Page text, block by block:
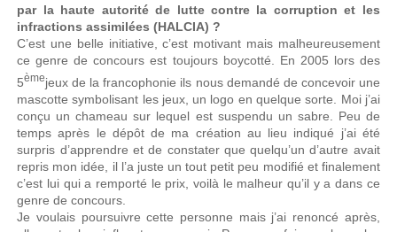
par la haute autorité de lutte contre la corruption et les
infractions assimilées (HALCIA) ?
C’est une belle initiative, c’est motivant mais malheureusement
ce genre de concours est toujours boycotté. En 2005 lors des
5èmejeux de la francophonie ils nous demandé de concevoir une
mascotte symbolisant les jeux, un logo en quelque sorte. Moi j’ai
conçu un chameau sur lequel est suspendu un sabre. Peu de
temps après le dépôt de ma création au lieu indiqué j’ai été
surpris d’apprendre et de constater que quelqu’un d’autre avait
repris mon idée, il l’a juste un tout petit peu modifié et finalement
c’est lui qui a remporté le prix, voilà le malheur qu’il y a dans ce
genre de concours.
Je voulais poursuivre cette personne mais j’ai renoncé après,